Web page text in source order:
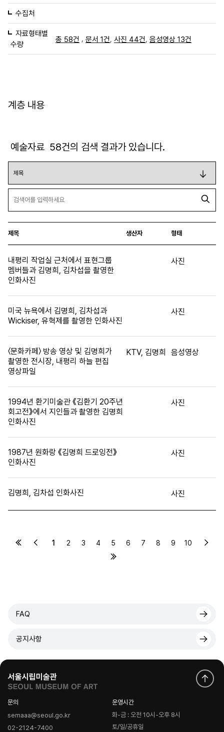
수집처
자료형태별
수량
총 58건 , 문서 1건 사진 44건 음성영상 13건
계층 내용
예술자료 58건의 검색 결과가 있습니다.
제목 생산자 형태
내평리 작업실 근처에서 표현그룹
멤버들과 김명희, 김차섭을 촬영한
인화사진
사진
미국 뉴욕에서 김명희, 김차섭과
Wickiser, 유혁제를 촬영한 인화사진
사진
〈문화카페〉 방송 영상 및 김명희가
촬영한 전시장, 내평리 하늘 편집
영상파일
KTV, 김명희 음성영상
1994년 환기미술관 《김환기 20주년
회고전》에서 지인들과 촬영한 김명희
인화사진
사진
1987년 원화랑 《김명희 드로잉전》
인화사진
사진
김명희, 김차섭 인화사진 사진
1 2 3 4 5 6 7 8 9 10
FAQ
공지사항
문의
semaaa@seoul.go.kr
02-2124-7400
운영시간
화-금 : 오전 10시-오후 8시
토/일/공휴일